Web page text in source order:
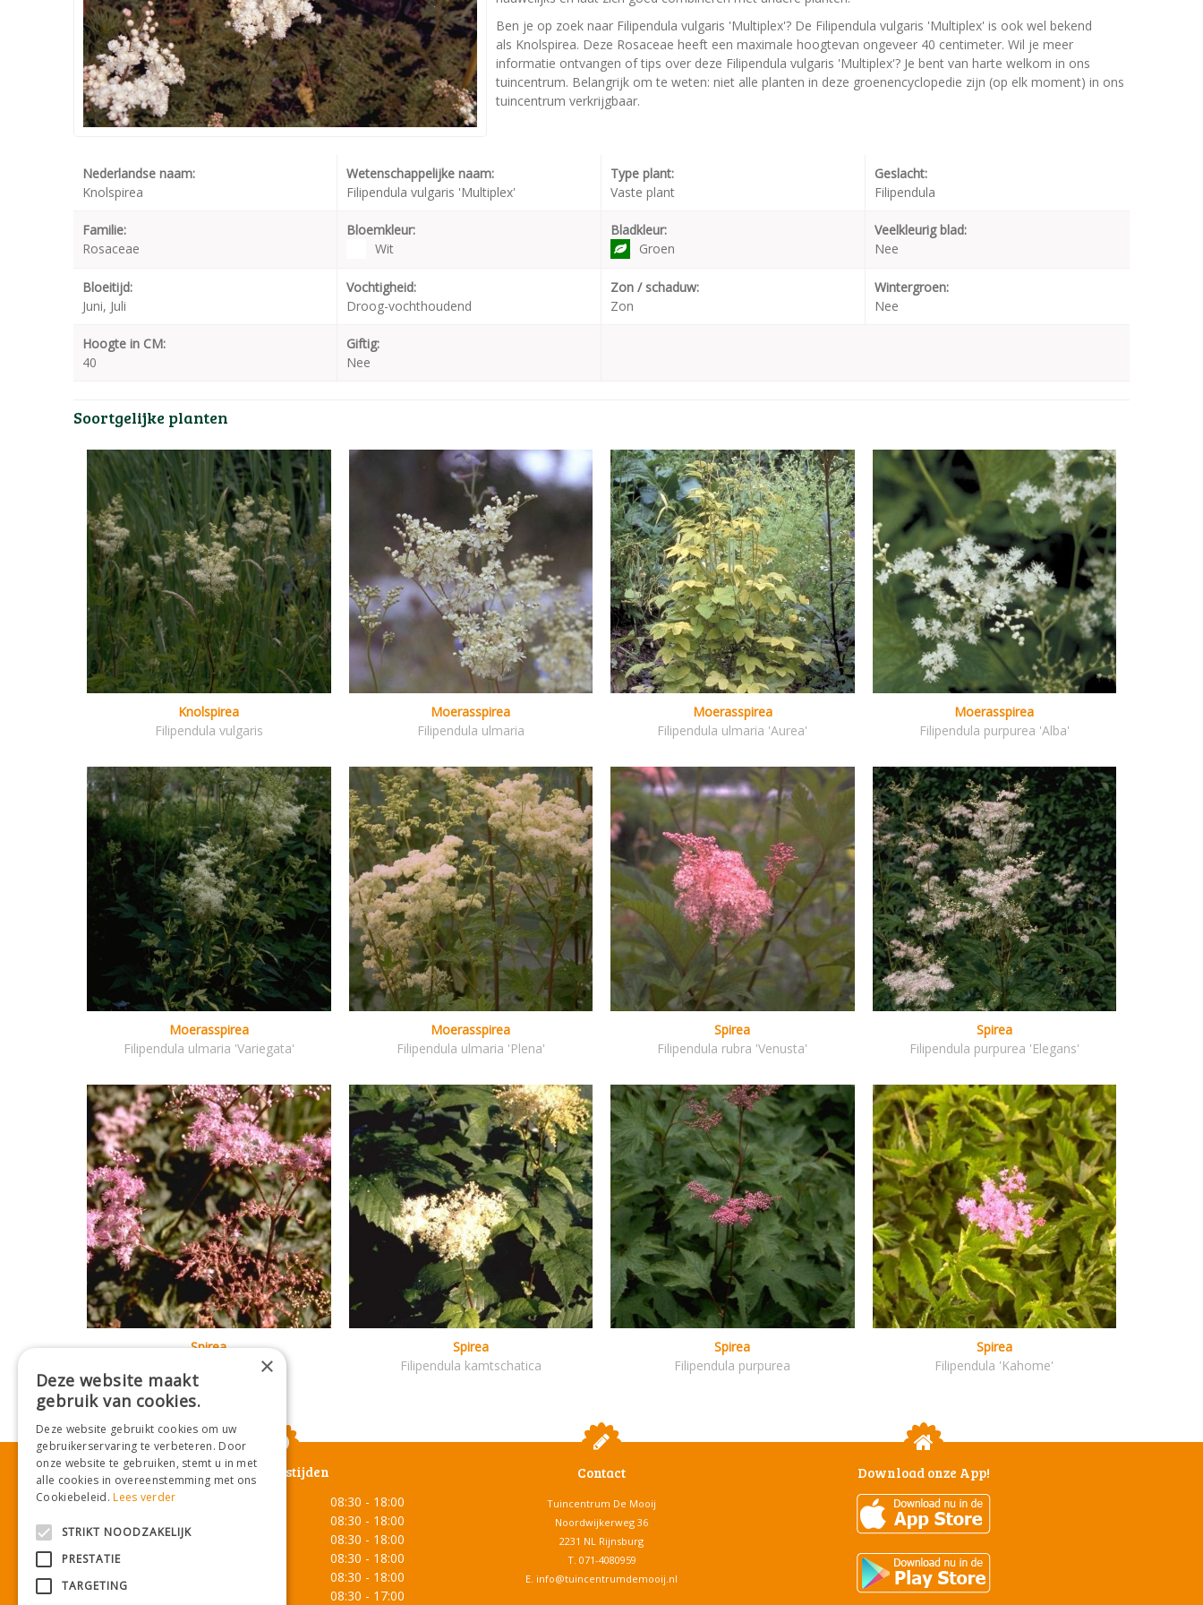
Ben je op zoek naar Filipendula vulgaris 'Multiplex'? De Filipendula vulgaris 'Multiplex' is ook wel bekend
als Knolspirea. Deze Rosaceae heeft een maximale hoogtevan ongeveer 40 centimeter. Wil je meer
informatie ontvangen of tips over deze Filipendula vulgaris 'Multiplex'? Je bent van harte welkom in ons
tuincentrum. Belangrijk om te weten: niet alle planten in deze groenencyclopedie zijn (op elk moment) in ons
tuincentrum verkrijgbaar.
Nederlandse naam:
Knolspirea
Wetenschappelijke naam:
Filipendula vulgaris 'Multiplex'
Type plant:
Vaste plant
Geslacht:
Filipendula
Familie:
Rosaceae
Bloemkleur:
Wit
Bladkleur:
Groen
Veelkleurig blad:
Nee
Bloeitijd:
Juni, Juli
Vochtigheid:
Droog-vochthoudend
Zon / schaduw:
Zon
Wintergroen:
Nee
Hoogte in CM:
40
Giftig:
Nee
Soortgelijke planten
Knolspirea
Filipendula vulgaris
Moerasspirea
Filipendula ulmaria
Moerasspirea
Filipendula ulmaria 'Aurea'
Moerasspirea
Filipendula purpurea 'Alba'
Moerasspirea
Filipendula ulmaria 'Variegata'
Moerasspirea
Filipendula ulmaria 'Plena'
Spirea
Filipendula rubra 'Venusta'
Spirea
Filipendula purpurea 'Elegans'
Spirea
Filipendula palmata
Spirea
Filipendula kamtschatica
Spirea
Filipendula purpurea
Spirea
Filipendula 'Kahome'
Openingstijden
Maandag
08:30 - 18:00
08:30 - 18:00
Woensdag
08:30 - 18:00
08:30 - 18:00
08:30 - 18:00
08:30 - 17:00
Contact
Tuincentrum De Mooij
Noordwijkerweg 36
2231 NL Rijnsburg
T. 071-4080959
E. info@tuincentrumdemooij.nl
Download onze App!
×
Deze website maakt
gebruik van cookies.
Deze website gebruikt cookies om uw
gebruikerservaring te verbeteren. Door
onze website te gebruiken, stemt u in met
alle cookies in overeenstemming met ons
Cookiebeleid.Lees verder
STRIKT NOODZAKELIJK
PRESTATIE
TARGETING